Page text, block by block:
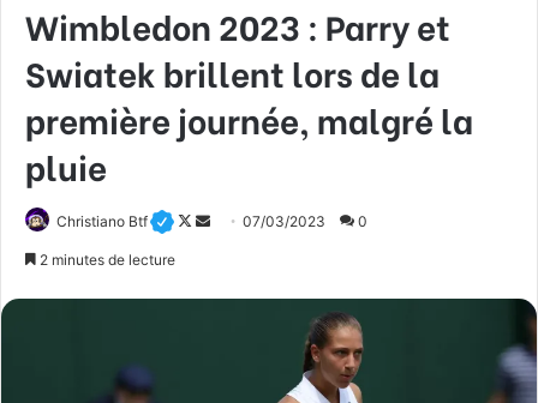
Wimbledon 2023 : Parry et
Swiatek brillent lors de la
première journée, malgré la
pluie
Christiano Btf
F
07/03/2023 0
2 minutes de lecture